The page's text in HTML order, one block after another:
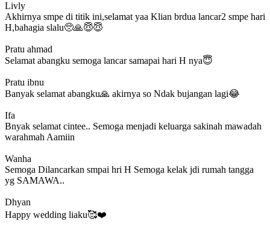
Livly
Akhirnya smpe di titik ini,selamat yaa Klian brdua lancar2 smpe hari
H,bahagia slalu🥺🙏😇😇
Pratu ahmad
Selamat abangku semoga lancar samapai hari H nya😇
Pratu ibnu
Banyak selamat abangku🙏 akirnya so Ndak bujangan lagi😂
Ifa
Bnyak selamat cintee.. Semoga menjadi keluarga sakinah mawadah
warahmah Aamiin
Wanha
Semoga Dilancarkan smpai hri H Semoga kelak jdi rumah tangga
yg SAMAWA..
Dhyan
Happy wedding liaku🥰❤️